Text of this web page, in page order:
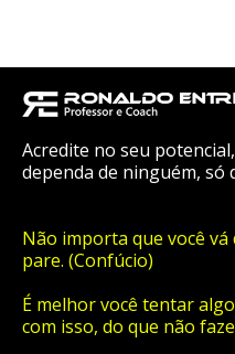
Acredite no seu
dependa de ninguém, só
Não importa que você
pare. (Confúcio)
É melhor você tentar
com isso, do que não